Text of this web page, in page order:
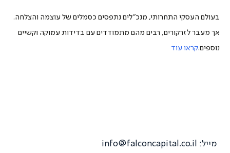
והצלחה.
וקשיים
מייל: info@falconcapital.co.il